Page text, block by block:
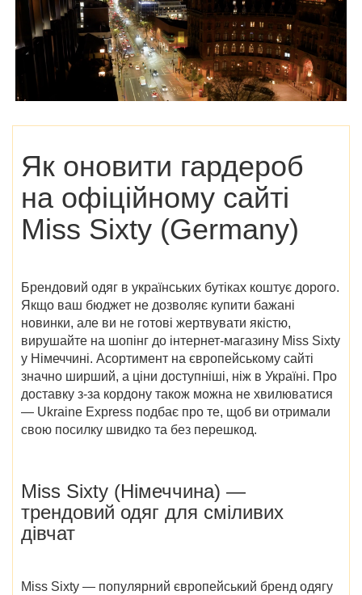
Як оновити гардероб
на офіційному сайті
Miss Sixty (Germany)
Брендовий одяг в українських бутіках коштує дорого.
Якщо ваш бюджет не дозволяє купити бажані
новинки, але ви не готові жертвувати якістю,
вирушайте на шопінг до інтернет-магазину Miss Sixty
у Німеччині. Асортимент на європейському сайті
значно ширший, а ціни доступніші, ніж в Україні. Про
доставку з-за кордону також можна не хвилюватися
— Ukraine Express подбає про те, щоб ви отримали
свою посилку швидко та без перешкод.
Miss Sixty (Німеччина) —
трендовий одяг для сміливих
дівчат
Miss Sixty — популярний європейський бренд одягу